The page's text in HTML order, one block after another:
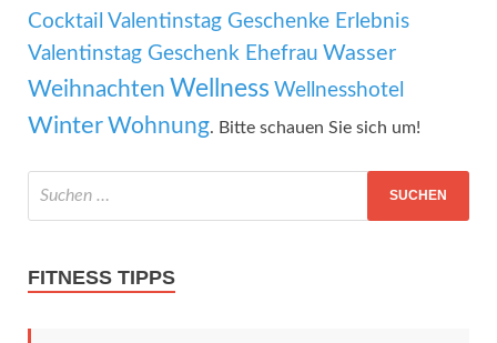
Cocktail Valentinstag Geschenke Erlebnis
Valentinstag Geschenk Ehefrau Wasser
Weihnachten Wellness Wellnesshotel
WinterWohnung. Bitte schauen Sie sich um!
FITNESS TIPPS